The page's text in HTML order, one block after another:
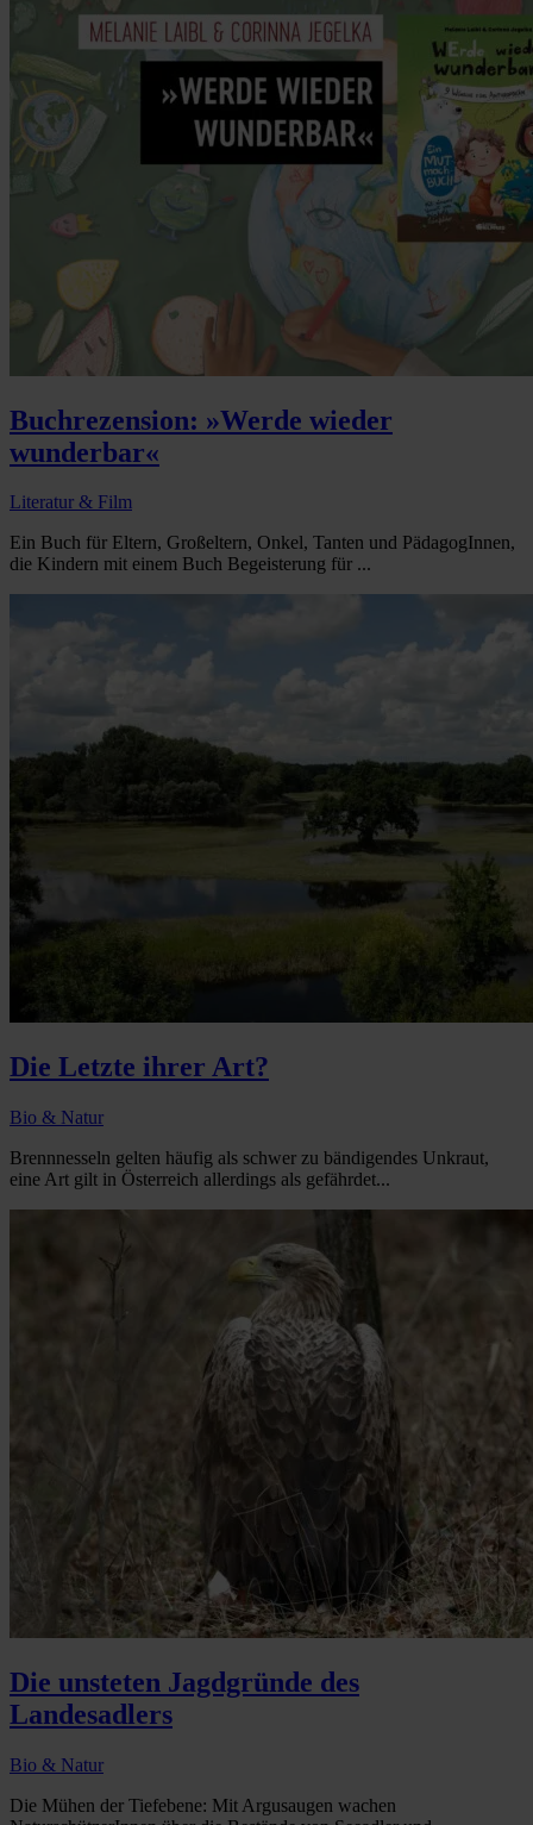
Buchrezension: »Werde wieder
wunderbar«
Literatur & Film
Ein Buch für Eltern, Großeltern, Onkel, Tanten und PädagogInnen,
die Kindern mit einem Buch Begeisterung für ...
Die Letzte ihrer Art?
Bio & Natur
Brennnesseln gelten häufig als schwer zu bändigendes Unkraut,
eine Art gilt in Österreich allerdings als gefährdet...
Die unsteten Jagdgründe des
Landesadlers
Bio & Natur
Die Mühen der Tiefebene: Mit Argusaugen wachen